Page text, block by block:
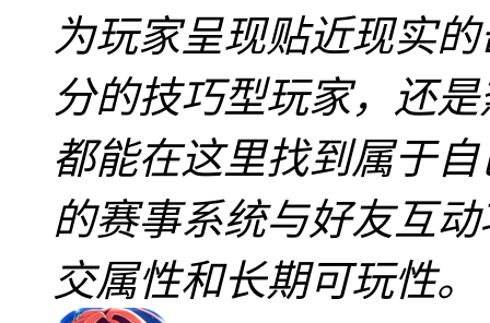
为玩家呈现贴近现实
分的技巧型玩家，还
都能在这里找到属于
的赛事系统与好友互
交属性和长期可玩性。